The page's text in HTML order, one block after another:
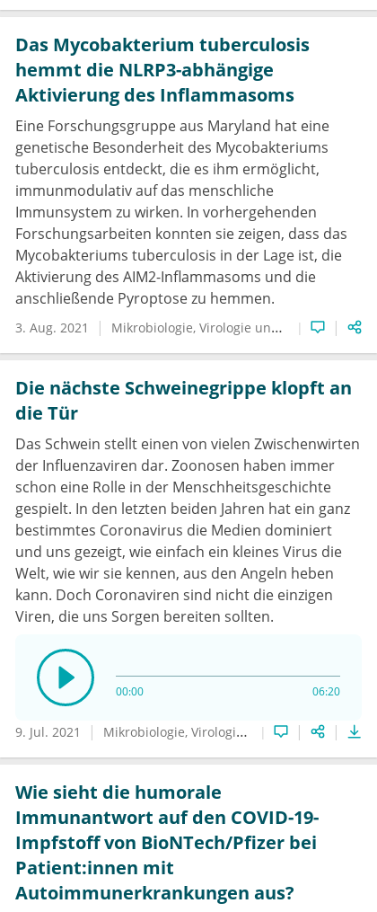
Das Mycobakterium tuberculosis
hemmt die NLRP3-abhängige
Aktivierung des Inflammasoms
Eine Forschungsgruppe aus Maryland hat eine
genetische Besonderheit des Mycobakteriums
tuberculosis entdeckt, die es ihm ermöglicht,
immunmodulativ auf das menschliche
Immunsystem zu wirken. In vorhergehenden
Forschungsarbeiten konnten sie zeigen, dass das
Mycobakteriums tuberculosis in der Lage ist, die
Aktivierung des AIM2-Inflammasoms und die
anschließende Pyroptose zu hemmen.
3. Aug. 2021 Mikrobiologie, Virologie und Infektionsepidemiologie
Die nächste Schweinegrippe klopft an
die Tür
Das Schwein stellt einen von vielen Zwischenwirten
der Influenzaviren dar. Zoonosen haben immer
schon eine Rolle in der Menschheitsgeschichte
gespielt. In den letzten beiden Jahren hat ein ganz
bestimmtes Coronavirus die Medien dominiert
und uns gezeigt, wie einfach ein kleines Virus die
Welt, wie wir sie kennen, aus den Angeln heben
kann. Doch Coronaviren sind nicht die einzigen
Viren, die uns Sorgen bereiten sollten.
00:00 06:20
9. Jul. 2021 Mikrobiologie, Virologie und Infektionsepidemiologie
Wie sieht die humorale
Immunantwort auf den COVID-19-
Impfstoff von BioNTech/Pfizer bei
Patient:innen mit
Autoimmunerkrankungen aus?